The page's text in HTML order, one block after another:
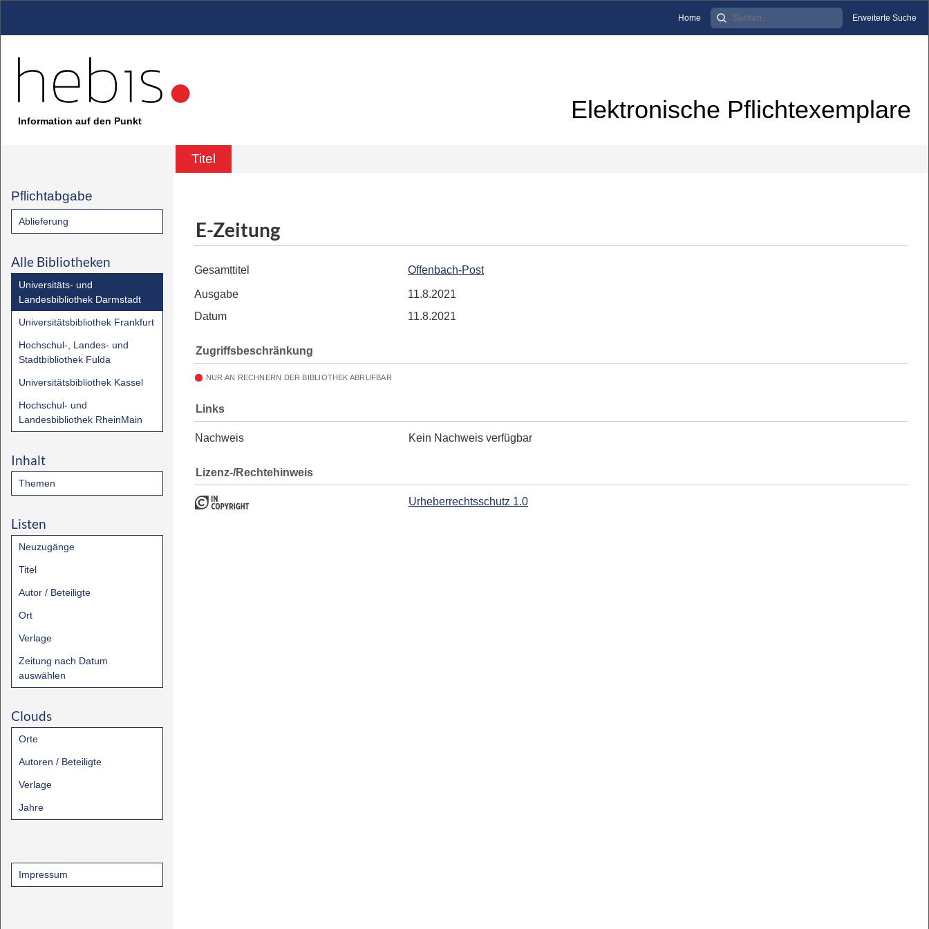
Home Erweiterte Suche
Information auf den Punkt Elektronische Pflichtexemplare
Titel
Pflichtabgabe
Ablieferung
Alle Bibliotheken
Universitäts- und
Landesbibliothek Darmstadt
Universitätsbibliothek Frankfurt
Hochschul-, Landes- und
Stadtbibliothek Fulda
Universitätsbibliothek Kassel
Hochschul- und
Landesbibliothek RheinMain
Inhalt
Themen
Listen
Neuzugänge
Titel
Autor / Beteiligte
Ort
Verlage
Zeitung nach Datum
auswählen
Clouds
Orte
Autoren / Beteiligte
Verlage
Jahre
Impressum
E-Zeitung
Gesamttitel Offenbach-Post
Ausgabe
11.8.2021
Datum
11.8.2021
Zugriffsbeschränkung
NUR AN RECHNERN DER BIBLIOTHEK ABRUFBAR
Links
Nachweis Kein Nachweis verfügbar
Lizenz-/Rechtehinweis
Urheberrechtsschutz 1.0